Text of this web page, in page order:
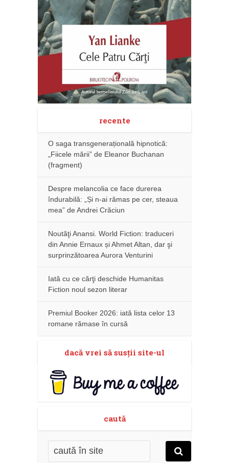
recente
O saga transgenerațională hipnotică:
„Fiicele mării” de Eleanor Buchanan
(fragment)
Despre melancolia ce face durerea
îndurabilă: „Și n-ai rămas pe cer, steaua
mea” de Andrei Crăciun
Noutăţi Anansi. World Fiction: traduceri
din Annie Ernaux și Ahmet Altan, dar şi
surprinzătoarea Aurora Venturini
Iată cu ce cărţi deschide Humanitas
Fiction noul sezon literar
Premiul Booker 2026: iată lista celor 13
romane rămase în cursă
dacă vrei să susţii site-ul
caută